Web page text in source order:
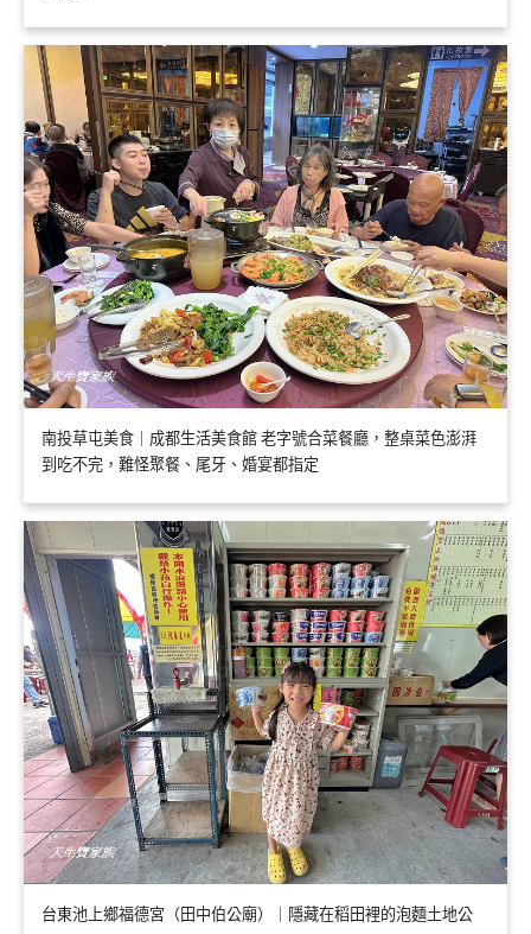
南投草屯美食｜成都生活美食館 老字號合菜餐廳，整桌菜色澎湃
到吃不完，難怪聚餐、尾牙、婚宴都指定
台東池上鄉福德宮（田中伯公廟）｜隱藏在稻田裡的泡麵土地公